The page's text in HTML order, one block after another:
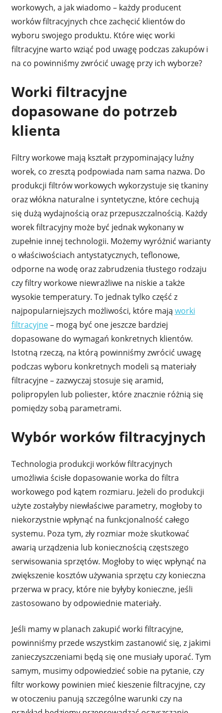
workowych, a jak wiadomo – każdy producent
worków filtracyjnych chce zachęcić klientów do
wyboru swojego produktu. Które więc worki
filtracyjne warto wziąć pod uwagę podczas zakupów i
na co powinniśmy zwrócić uwagę przy ich wyborze?
Worki filtracyjne
dopasowane do potrzeb
klienta
Filtry workowe mają kształt przypominający luźny
worek, co zresztą podpowiada nam sama nazwa. Do
produkcji filtrów workowych wykorzystuje się tkaniny
oraz włókna naturalne i syntetyczne, które cechują
się dużą wydajnością oraz przepuszczalnością. Każdy
worek filtracyjny może być jednak wykonany w
zupełnie innej technologii. Możemy wyróżnić warianty
o właściwościach antystatycznych, teflonowe,
odporne na wodę oraz zabrudzenia tłustego rodzaju
czy filtry workowe niewrażliwe na niskie a także
wysokie temperatury. To jednak tylko część z
najpopularniejszych możliwości, które mają worki
filtracyjne– mogą być one jeszcze bardziej
dopasowane do wymagań konkretnych klientów.
Istotną rzeczą, na którą powinniśmy zwrócić uwagę
podczas wyboru konkretnych modeli są materiały
filtracyjne – zazwyczaj stosuje się aramid,
polipropylen lub poliester, które znacznie różnią się
pomiędzy sobą parametrami.
Wybór worków filtracyjnych
Technologia produkcji worków filtracyjnych
umożliwia ścisłe dopasowanie worka do filtra
workowego pod kątem rozmiaru. Jeżeli do produkcji
użyte zostałyby niewłaściwe parametry, mogłoby to
niekorzystnie wpłynąć na funkcjonalność całego
systemu. Poza tym, zły rozmiar może skutkować
awarią urządzenia lub koniecznością częstszego
serwisowania sprzętów. Mogłoby to więc wpłynąć na
zwiększenie kosztów używania sprzętu czy konieczna
przerwa w pracy, które nie byłyby konieczne, jeśli
zastosowano by odpowiednie materiały.
Jeśli mamy w planach zakupić worki filtracyjne,
powinniśmy przede wszystkim zastanowić się, z jakimi
zanieczyszczeniami będą się one musiały uporać. Tym
samym, musimy odpowiedzieć sobie na pytanie, czy
filtr workowy powinien mieć kieszenie filtracyjne, czy
w otoczeniu panują szczególne warunki czy na